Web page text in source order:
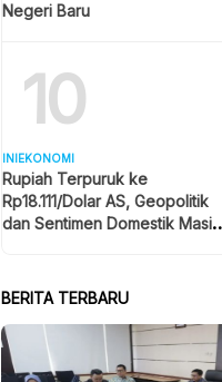
Negeri Baru
10
INIEKONOMI
Rupiah Terpuruk ke
Rp18.111/Dolar AS, Geopolitik
dan Sentimen Domestik Masih
BERITA TERBARU